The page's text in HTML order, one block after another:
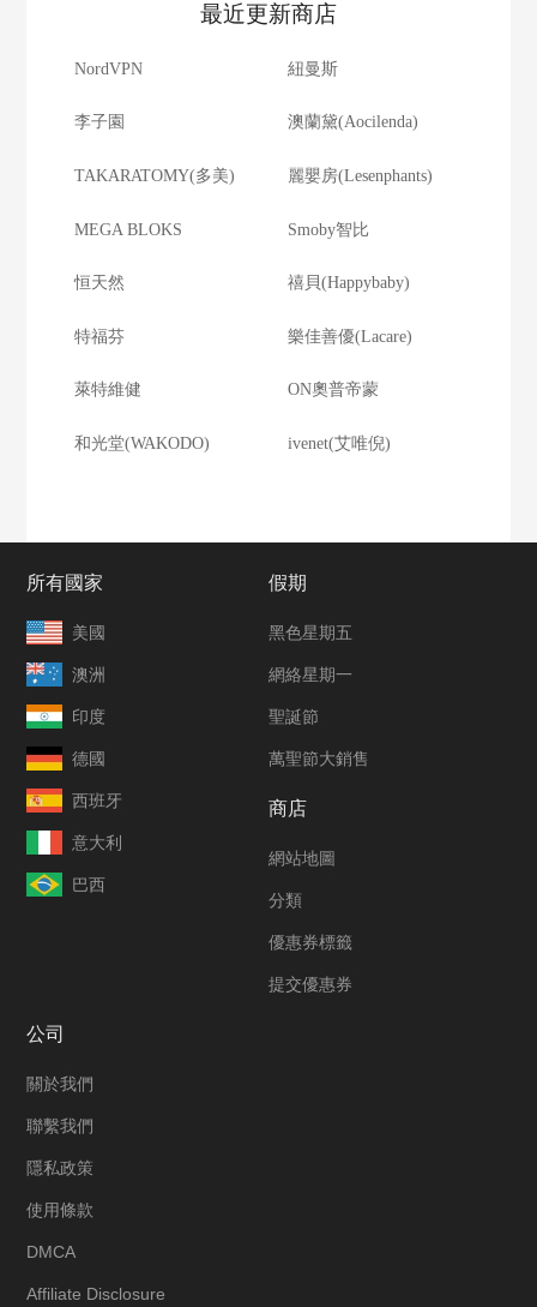
最近更新商店
NordVPN 紐曼斯
李子園 澳蘭黛(Aocilenda)
TAKARATOMY(多美) 麗嬰房(Lesenphants)
MEGA BLOKS Smoby智比
恒天然 禧貝(Happybaby)
特福芬 樂佳善優(Lacare)
萊特維健 ON奧普帝蒙
和光堂(WAKODO) ivenet(艾唯倪)
所有國家
美國
澳洲
印度
德國
西班牙
意大利
巴西
假期
黑色星期五
網絡星期一
聖誕節
萬聖節大銷售
商店
網站地圖
分類
優惠券標籤
提交優惠券
公司
關於我們
聯繫我們
隱私政策
使用條款
DMCA
Affiliate Disclosure